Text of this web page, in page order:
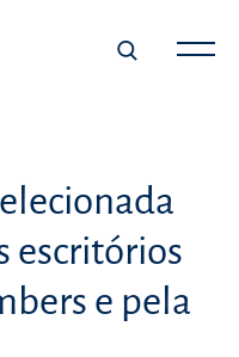
escritórios
e pela